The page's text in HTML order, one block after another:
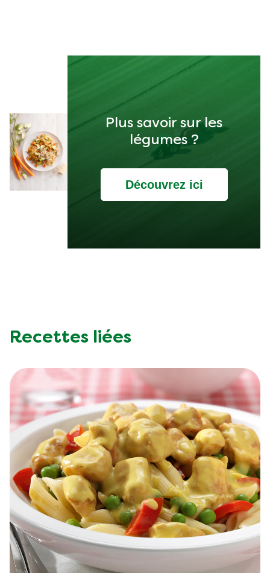
Plus savoir sur les
légumes ?
Découvrez ici
Recettes liées